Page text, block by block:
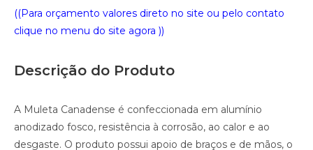
((Para orçamento valores direto no site ou pelo contato
clique no menu do site agora ))
Descrição do Produto
A Muleta Canadense é confeccionada em alumínio
anodizado fosco, resistência à corrosão, ao calor e ao
desgaste. O produto possui apoio de braços e de mãos, o